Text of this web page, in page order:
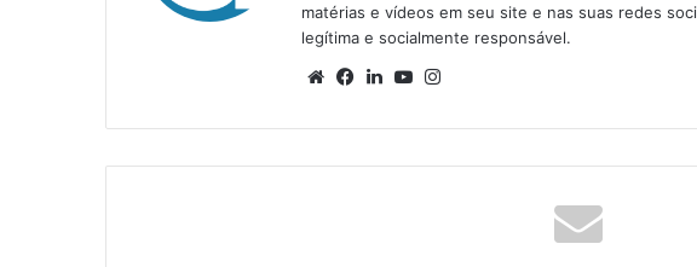
matérias e vídeos em seu site e nas suas redes
legítima e socialmente responsável.
We
te
Fa
bo
ok
Lin
din
Yo
ub
e
ra
m